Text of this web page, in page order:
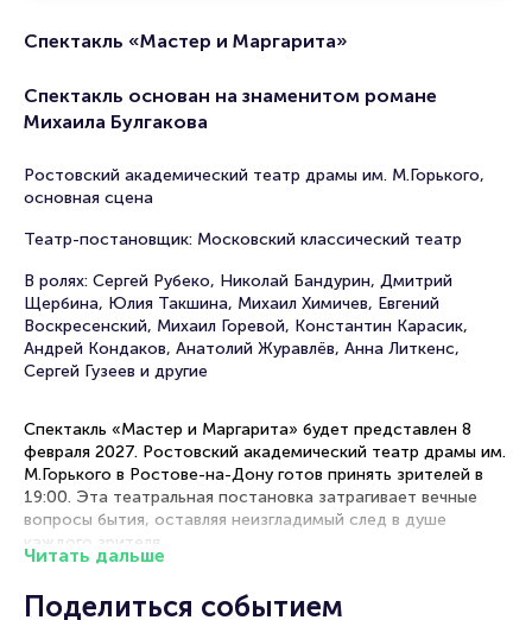
Спектакль «Мастер и Маргарита»
Спектакль основан на знаменитом романе
Михаила Булгакова
Ростовский академический театр драмы им. М.Горького,
основная сцена
Театр-постановщик: Московский классический театр
В ролях: Сергей Рубеко, Николай Бандурин, Дмитрий
Щербина, Юлия Такшина, Михаил Химичев, Евгений
Воскресенский, Михаил Горевой, Константин Карасик,
Андрей Кондаков, Анатолий Журавлёв, Анна Литкенс,
Сергей Гузеев и другие
Спектакль «Мастер и Маргарита» будет представлен 8
февраля 2027. Ростовский академический театр драмы им.
М.Горького в Ростове-на-Дону готов принять зрителей в
19:00. Эта театральная постановка затрагивает вечные
вопросы бытия, оставляя неизгладимый след в душе
каждого зрителя.
Читать дальше
Поделиться событием